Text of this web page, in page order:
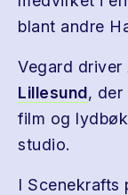
blant andre
Vegard driver
Lillesund, der
film og
studio.
I Scenekrafts